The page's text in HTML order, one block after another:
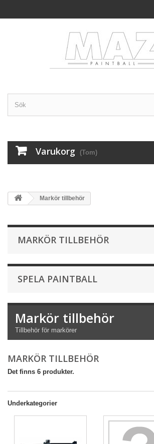
Varukorg (Tom)
Markör tillbehör
MARKÖR TILLBEHÖR
SPELA PAINTBALL
Markör tillbehör
Tillbehör för markörer
MARKÖR TILLBEHÖR
Det finns 6 produkter.
Underkategorier